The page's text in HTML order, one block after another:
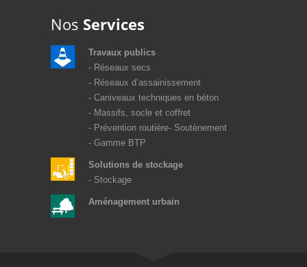
Nos Services
Travaux publics
Réseaux secs
Réseaux d’assainissement
Caniveaux techniques en béton
Massifs, socle et coffret
Prévention routière Soutènement
Gamme BTP
Solutions de stockage
Stockage
Aménagement urbain